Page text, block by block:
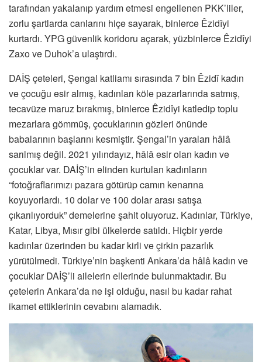
tarafından yakalanıp yardım etmesi engellenen PKK’liler,
zorlu şartlarda canlarını hiçe sayarak, binlerce Êzidîyi
kurtardı. YPG güvenlik koridoru açarak, yüzbinlerce Êzidîyi
Zaxo ve Duhok’a ulaştırdı.
DAİŞ çeteleri, Şengal katliamı sırasında 7 bin Êzidî kadın
ve çocuğu esir almış, kadınları köle pazarlarında satmış,
tecavüze maruz bırakmış, binlerce Êzidîyi katledip toplu
mezarlara gömmüş, çocuklarının gözleri önünde
babalarının başlarını kesmiştir. Şengal’in yaraları hâlâ
sarılmış değil. 2021 yılındayız, hâlâ esir olan kadın ve
çocuklar var. DAİŞ’in elinden kurtulan kadınların
“fotoğraflarımızı pazara götürüp camın kenarına
koyuyorlardı. 10 dolar ve 100 dolar arası satışa
çıkarılıyorduk” demelerine şahit oluyoruz. Kadınlar, Türkiye,
Katar, Libya, Mısır gibi ülkelerde satıldı. Hiçbir yerde
kadınlar üzerinden bu kadar kirli ve çirkin pazarlık
yürütülmedi. Türkiye’nin başkenti Ankara’da hâlâ kadın ve
çocuklar DAİŞ’li ailelerin ellerinde bulunmaktadır. Bu
çetelerin Ankara’da ne işi olduğu, nasıl bu kadar rahat
ikamet ettiklerinin cevabını alamadık.